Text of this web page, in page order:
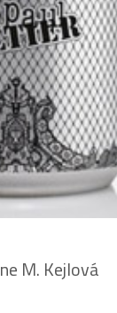
M. Kejlová